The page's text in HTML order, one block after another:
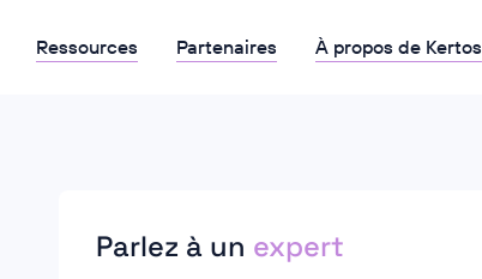
Ressources Partenaires À propos de Kertos
Parlez à un expert